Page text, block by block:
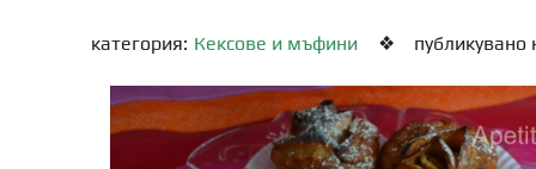
категория: Кексове и мъфини ❖ публикувано